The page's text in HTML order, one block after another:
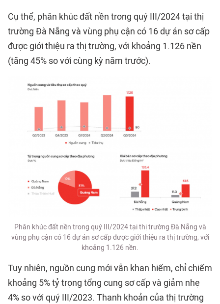
Cụ thể, phân khúc đất nền trong quý III/2024 tại thị
trường Đà Nẵng và vùng phụ cận có 16 dự án sơ cấp
được giới thiệu ra thị trường, với khoảng 1.126 nền
(tăng 45% so với cùng kỳ năm trước).
Phân khúc đất nền trong quý III/2024 tại thị trường Đà Nẵng và
vùng phụ cận có 16 dự án sơ cấp được giới thiệu ra thị trường, với
khoảng 1.126 nền.
Tuy nhiên, nguồn cung mới vẫn khan hiếm, chỉ chiếm
khoảng 5% tỷ trọng tổng cung sơ cấp và giảm nhẹ
4% so với quý III/2023. Thanh khoản của thị trường